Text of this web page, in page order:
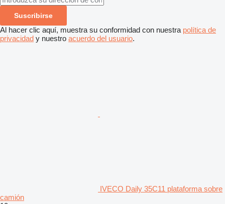
Suscribirse
Al hacer clic aquí, muestra su conformidad con nuestra política de
privacidad y nuestro acuerdo del usuario.
IVECO Daily 35C11 plataforma sobre
camión